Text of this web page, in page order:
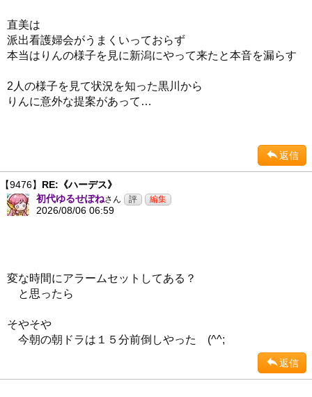
直美は
派出看護婦会がうまくいっておらず
本当はりんの様子を見に新潟にやって来たと本音を漏らす
2人の様子を見て状況を知った黒川から
りんに意外な提案があって…
返信
【9476】 RE:《ハーデス》
初代ゆるせぽねさん
2026/08/06 06:59
変な時間にアラームセットしてある？
と思ったら
そやそや
今朝の朝ドラは１５分前倒しやった (^^;
返信